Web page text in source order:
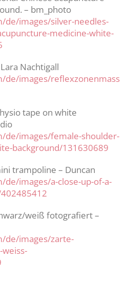
– bm_photo
de/images/silver-needles-
medicine-white-
Nachtigall
de/images/reflexzonenmass
tape on white
de/images/female-shoulder-
background/131630689
trampoline – Duncan
images/a-close-up-of-a-
weiß fotografiert –
de/images/zarte-